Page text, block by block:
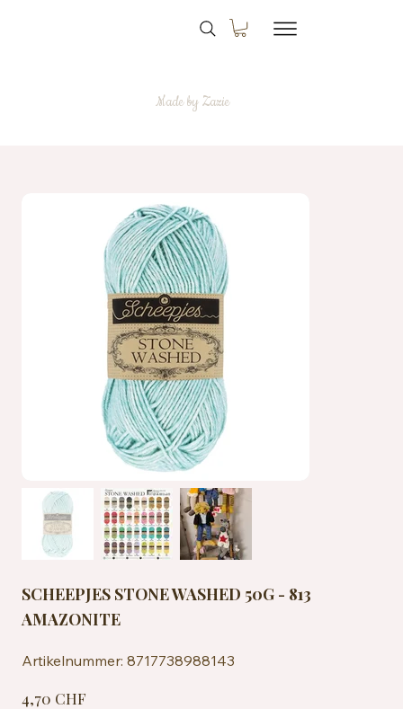
Made by Zazie
SCHEEPJES STONE WASHED 50G - 813
AMAZONITE
Artikelnummer: 8717738988143
8717738988143
4,70 CHF